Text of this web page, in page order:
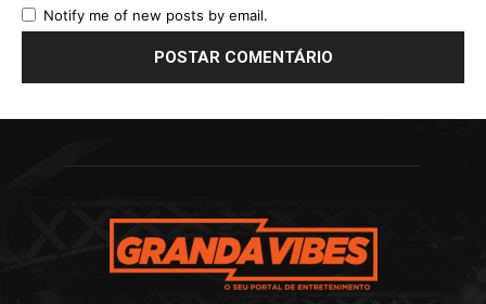
Notify me of new posts by email.